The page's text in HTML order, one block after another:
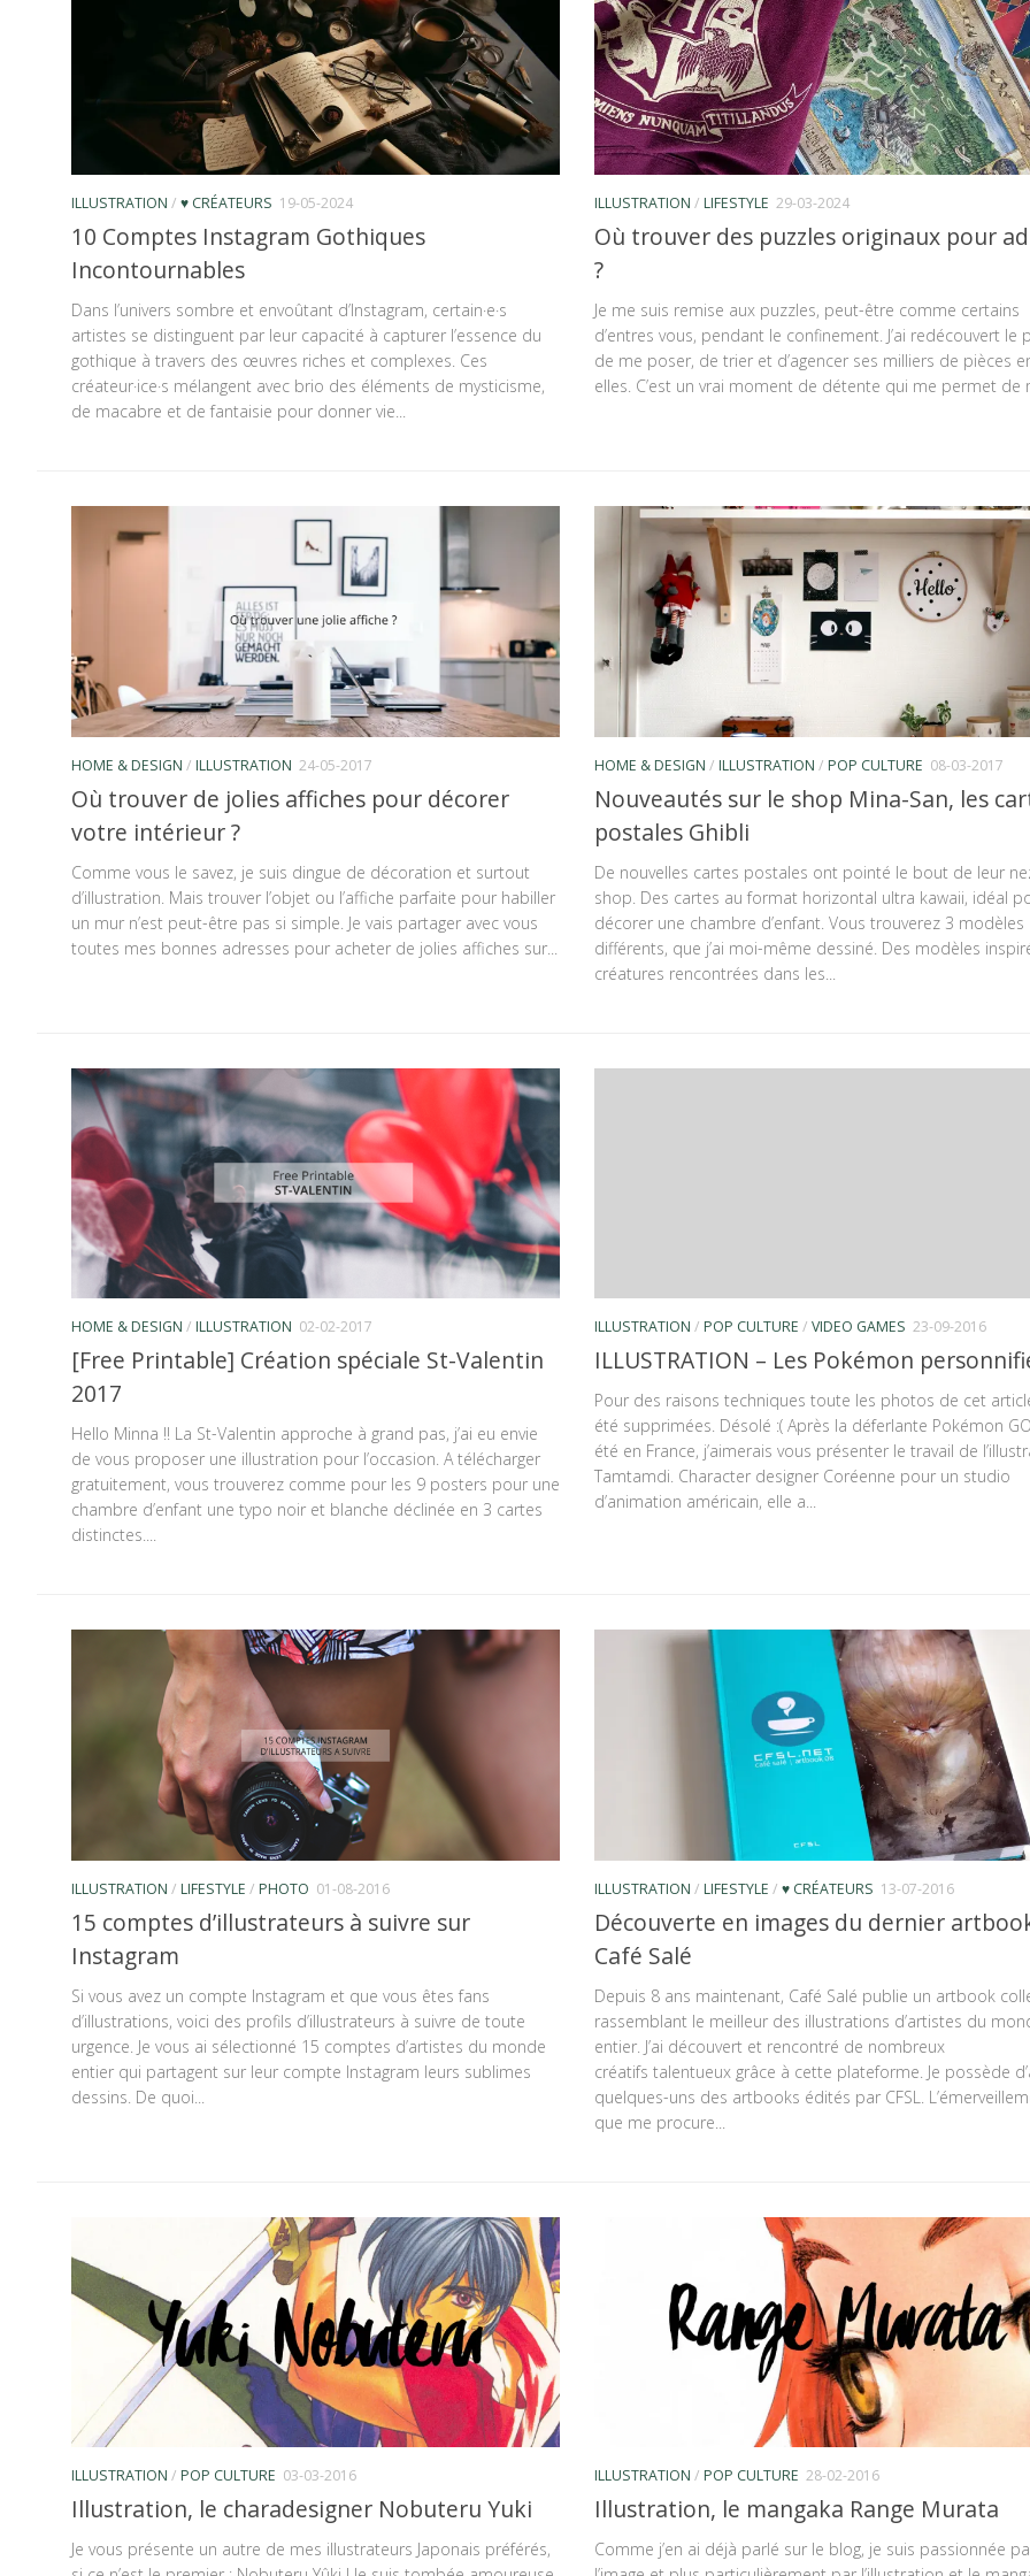
ILLUSTRATION / ♥ CRÉATEURS 19-05-2024
10 Comptes Instagram Gothiques
Incontournables
Dans l’univers sombre et envoûtant d’Instagram, certain·e·s
artistes se distinguent par leur capacité à capturer l’essence du
gothique à travers des œuvres riches et complexes. Ces
créateur·ice·s mélangent avec brio des éléments de mysticisme,
de macabre et de fantaisie pour donner vie...
ILLUSTRATION / LIFESTYLE 29-03-2024
Où trouver des puzzles originaux pour
?
Je me suis remise aux puzzles, peut-être comme certains
d’entres vous, pendant le confinement. J’ai redécouvert le
de me poser, de trier et d’agencer ses milliers de pièces
elles. C’est un vrai moment de détente qui me permet de
HOME & DESIGN / ILLUSTRATION 24-05-2017
Où trouver de jolies affiches pour décorer
votre intérieur ?
Comme vous le savez, je suis dingue de décoration et surtout
d’illustration. Mais trouver l’objet ou l’affiche parfaite pour habiller
un mur n’est peut-être pas si simple. Je vais partager avec vous
toutes mes bonnes adresses pour acheter de jolies affiches sur...
HOME & DESIGN / ILLUSTRATION / POP CULTURE 08-03-2017
Nouveautés sur le shop Mina-San, les
postales Ghibli
De nouvelles cartes postales ont pointé le bout de leur
shop. Des cartes au format horizontal ultra kawaii, idéal
décorer une chambre d’enfant. Vous trouverez 3 modèles
différents, que j’ai moi-même dessiné. Des modèles
créatures rencontrées dans les...
HOME & DESIGN / ILLUSTRATION 02-02-2017
[Free Printable] Création spéciale St-Valentin
2017
Hello Minna !! La St-Valentin approche à grand pas, j’ai eu envie
de vous proposer une illustration pour l’occasion. A télécharger
gratuitement, vous trouverez comme pour les 9 posters pour une
chambre d’enfant une typo noir et blanche déclinée en 3 cartes
distinctes....
ILLUSTRATION / POP CULTURE / VIDEO GAMES 23-09-2016
ILLUSTRATION – Les Pokémon
Pour des raisons techniques toute les photos de cet
été supprimées. Désolé :( Après la déferlante Pokémon
été en France, j’aimerais vous présenter le travail de
Tamtamdi. Character designer Coréenne pour un studio
d’animation américain, elle a...
ILLUSTRATION / LIFESTYLE / PHOTO 01-08-2016
15 comptes d’illustrateurs à suivre sur
Instagram
Si vous avez un compte Instagram et que vous êtes fans
d’illustrations, voici des profils d’illustrateurs à suivre de toute
urgence. Je vous ai sélectionné 15 comptes d’artistes du monde
entier qui partagent sur leur compte Instagram leurs sublimes
dessins. De quoi...
ILLUSTRATION / LIFESTYLE / ♥ CRÉATEURS 13-07-2016
Découverte en images du dernier
Café Salé
Depuis 8 ans maintenant, Café Salé publie un artbook
rassemblant le meilleur des illustrations d’artistes du
entier. J’ai découvert et rencontré de nombreux
créatifs talentueux grâce à cette plateforme. Je possède
quelques-uns des artbooks édités par CFSL.
que me procure...
ILLUSTRATION / POP CULTURE 03-03-2016
Illustration, le charadesigner Nobuteru Yuki
Je vous présente un autre de mes illustrateurs Japonais préférés,
ILLUSTRATION / POP CULTURE 28-02-2016
Illustration, le mangaka Range Murata
Comme j’en ai déjà parlé sur le blog, je suis passionnée